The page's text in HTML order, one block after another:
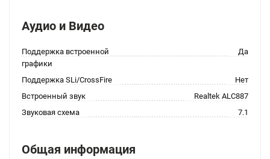
Аудио и Видео
Поддержка встроенной
графики
Да
Поддержка SLi/CrossFire
Нет
Встроенный звук
Realtek ALC887
Звуковая схема
7.1
Общая информация